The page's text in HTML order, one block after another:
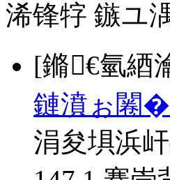
浠锋牸 鏃ユ
[鏅€氫綇
鏈濆ぉ闂
涓夋埧浜